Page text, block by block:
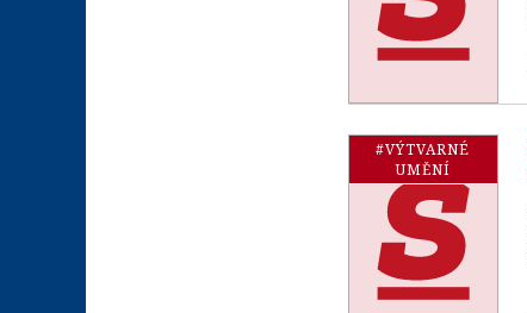
#VÝTVARNÉ
UMĚNÍ